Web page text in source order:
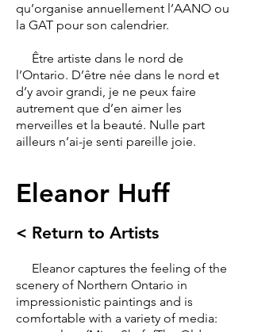
qu’organise annuellement l’AANO ou
la GAT pour son calendrier.
Être artiste dans le nord de
l’Ontario. D’être née dans le nord et
d’y avoir grandi, je ne peux faire
autrement que d’en aimer les
merveilles et la beauté. Nulle part
ailleurs n’ai-je senti pareille joie.
Eleanor Huff
< Return to Artists
Eleanor captures the feeling of the
scenery of Northern Ontario in
impressionistic paintings and is
comfortable with a variety of media: